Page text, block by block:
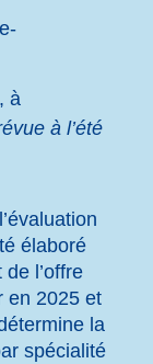
à
à l’été
élaboré
l’offre
en 2025 et
la
spécialité